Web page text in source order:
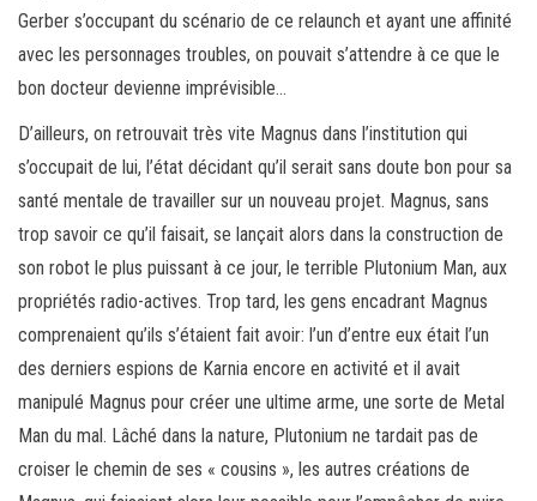
Gerber s’occupant du scénario de ce relaunch et ayant une affinité
avec les personnages troubles, on pouvait s’attendre à ce que le
bon docteur devienne imprévisible…
D’ailleurs, on retrouvait très vite Magnus dans l’institution qui
s’occupait de lui, l’état décidant qu’il serait sans doute bon pour sa
santé mentale de travailler sur un nouveau projet. Magnus, sans
trop savoir ce qu’il faisait, se lançait alors dans la construction de
son robot le plus puissant à ce jour, le terrible Plutonium Man, aux
propriétés radio-actives. Trop tard, les gens encadrant Magnus
comprenaient qu’ils s’étaient fait avoir: l’un d’entre eux était l’un
des derniers espions de Karnia encore en activité et il avait
manipulé Magnus pour créer une ultime arme, une sorte de Metal
Man du mal. Lâché dans la nature, Plutonium ne tardait pas de
croiser le chemin de ses « cousins », les autres créations de